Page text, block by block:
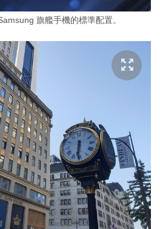
旗艦手機的標準配置。